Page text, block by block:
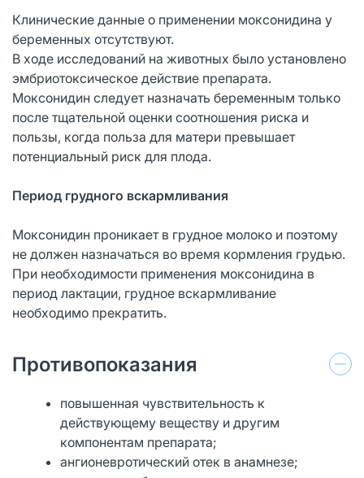
Клинические данные о применении моксонидина у
беременных отсутствуют.
В ходе исследований на животных было установлено
эмбриотоксическое действие препарата.
Моксонидин следует назначать беременным только
после тщательной оценки соотношения риска и
пользы, когда польза для матери превышает
потенциальный риск для плода.
Период грудного вскармливания
Моксонидин проникает в грудное молоко и поэтому
не должен назначаться во время кормления грудью.
При необходимости применения моксонидина в
период лактации, грудное вскармливание
необходимо прекратить.
Противопоказания
повышенная чувствительность к
действующему веществу и другим
компонентам препарата;
ангионевротический отек в анамнезе;